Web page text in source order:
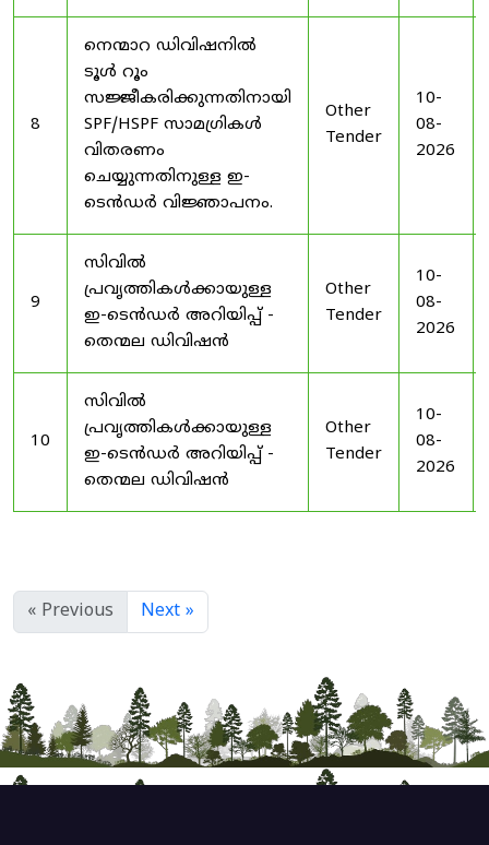
8
നെന്മാറ ഡിവിഷനിൽ
ടൂൾ റൂം
സജ്ജീകരിക്കുന്നതിനായി
SPF/HSPF സാമഗ്രികൾ
വിതരണം
ചെയ്യുന്നതിനുള്ള ഇ-
ടെൻഡർ വിജ്ഞാപനം.
Other
Tender
10-
08-
2026
9
സിവിൽ
പ്രവൃത്തികൾക്കായുള്ള
ഇ-ടെൻഡർ അറിയിപ്പ് -
തെന്മല ഡിവിഷൻ
Other
Tender
10-
08-
2026
10
സിവിൽ
പ്രവൃത്തികൾക്കായുള്ള
ഇ-ടെൻഡർ അറിയിപ്പ് -
തെന്മല ഡിവിഷൻ
Other
Tender
10-
08-
2026
« Previous Next »